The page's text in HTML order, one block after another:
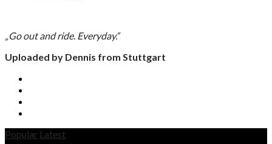
„Go out and ride. Everyday.“
Uploaded by Dennis from Stuttgart
Popular Latest